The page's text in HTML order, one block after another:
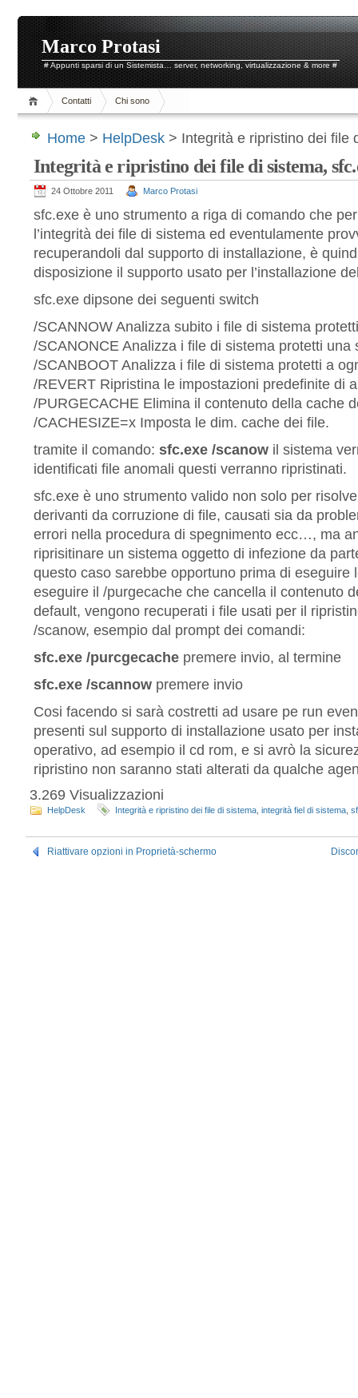
Marco Protasi
# Appunti sparsi di un Sistemista… server, networking, virtualizzazione & more #
Contatti Chi sono
Home > HelpDesk > Integrità e ripristino dei file
Integrità e ripristino dei file di sistema,
24 Ottobre 2011 Marco Protasi
sfc.exe è uno strumento a riga di comando che
l’integrità dei file di sistema ed eventulamente
recuperandoli dal supporto di installazione, è
disposizione il supporto usato per l’installazione
sfc.exe dipsone dei seguenti switch
/SCANNOW Analizza subito i file di sistema
/SCANONCE Analizza i file di sistema protetti una
/SCANBOOT Analizza i file di sistema protetti a
/REVERT Ripristina le impostazioni predefinite di
/PURGECACHE Elimina il contenuto della cache
/CACHESIZE=x Imposta le dim. cache dei file.
tramite il comando: sfc.exe /scanow il sistema
identificati file anomali questi verranno ripristinati.
sfc.exe è uno strumento valido non solo per
derivanti da corruzione di file, causati sia da
errori nella procedura di spegnimento ecc…, ma
riprisitinare un sistema oggetto di infezione da
questo caso sarebbe opportuno prima di eseguire
eseguire il /purgecache che cancella il contenuto
default, vengono recuperati i file usati per il
/scanow, esempio dal prompt dei comandi:
sfc.exe /purcgecache premere invio, al termine
sfc.exe /scannow premere invio
Cosi facendo si sarà costretti ad usare pe run
presenti sul supporto di installazione usato per
operativo, ad esempio il cd rom, e si avrò la
ripristino non saranno stati alterati da qualche
3.269 Visualizzazioni
HelpDesk Integrità e ripristino dei file di sistema integrità fiel di sistema
Riattivare opzioni in Proprietà-schermo